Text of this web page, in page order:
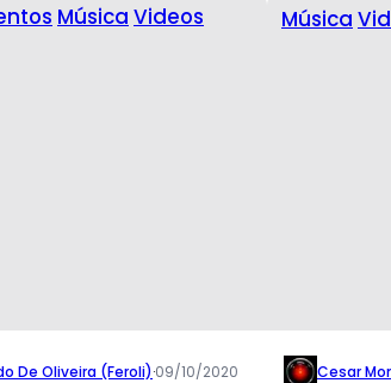
Música Videos
De Oliveira (feroli)·09/10/2020
Música
Cesar